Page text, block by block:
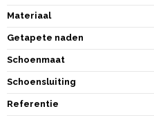
Materiaal
Getapete naden
Schoenmaat
Schoensluiting
Referentie